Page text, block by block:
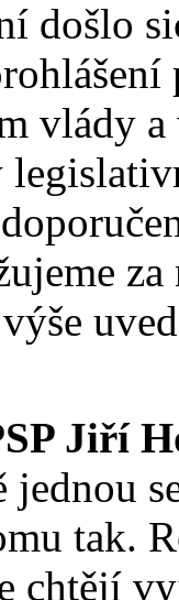
došlo
vlády
Jiří
jednou
tak.
chtějí